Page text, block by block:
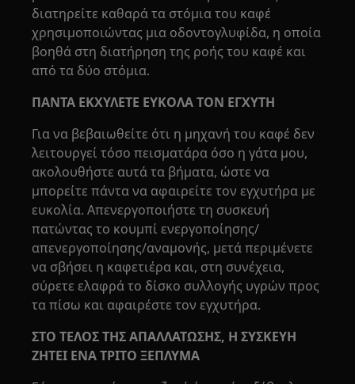
διατηρείτε καθαρά τα στόμια του καφέ
χρησιμοποιώντας μια οδοντογλυφίδα, η οποία
βοηθά στη διατήρηση της ροής του καφέ και
από τα δύο στόμια.
ΠΑΝΤΑ ΕΚΧΥΛΕΤΕ ΕΥΚΟΛΑ ΤΟΝ ΕΓΧΥΤΗ
Για να βεβαιωθείτε ότι η μηχανή του καφέ δεν
λειτουργεί τόσο πεισματάρα όσο η γάτα μου,
ακολουθήστε αυτά τα βήματα, ώστε να
μπορείτε πάντα να αφαιρείτε τον εγχυτήρα με
ευκολία. Απενεργοποιήστε τη συσκευή
πατώντας το κουμπί ενεργοποίησης/
απενεργοποίησης/αναμονής, μετά περιμένετε
να σβήσει η καφετιέρα και, στη συνέχεια,
σύρετε ελαφρά το δίσκο συλλογής υγρών προς
τα πίσω και αφαιρέστε τον εγχυτήρα.
ΣΤΟ ΤΕΛΟΣ ΤΗΣ ΑΠΑΛΛΑΤΩΣΗΣ, Η ΣΥΣΚΕΥΗ
ΖΗΤΕΙ ΕΝΑ ΤΡΙΤΟ ΞΕΠΛΥΜΑ